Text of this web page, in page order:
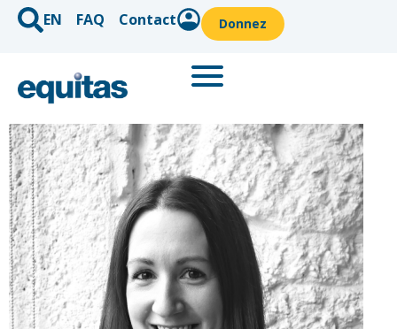
EN FAQ Contact Donnez